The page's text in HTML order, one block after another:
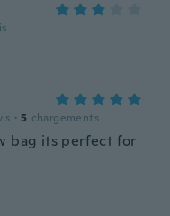
· 5 chargements
bag its perfect for